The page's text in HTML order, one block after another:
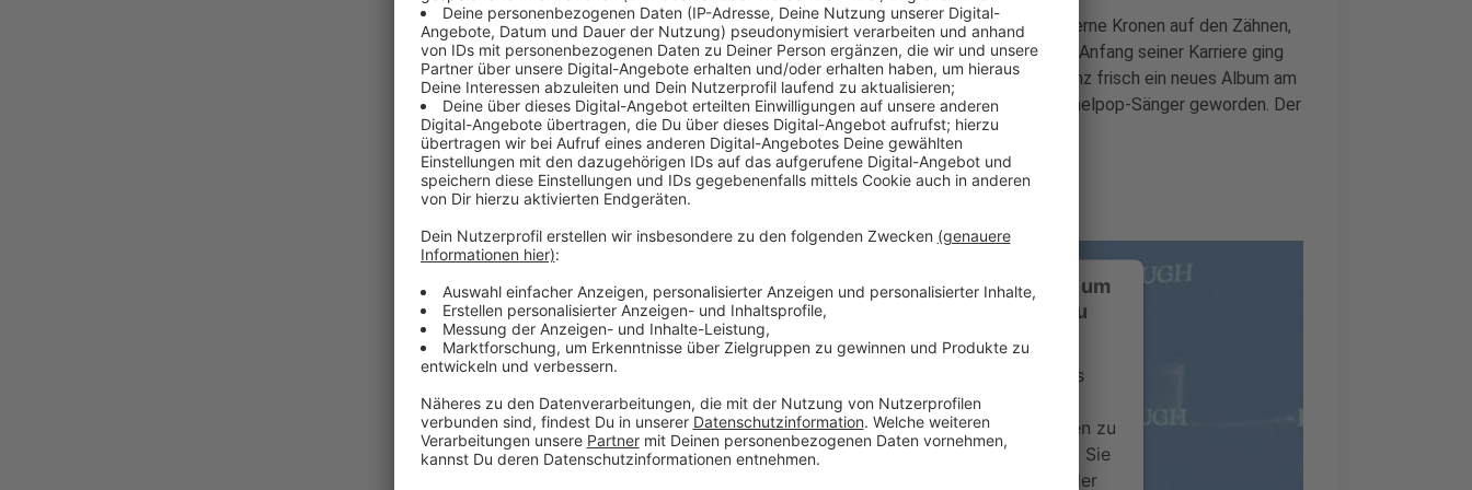
Wenn man Post Malone so sieht, mit Tattoos im Gesicht und silberne Kronen auf den Zähnen,
dann denkt man direkt an einen klassischen Gangster-Rapper. Am Anfang seiner Karriere ging
es musikalisch auch auf jeden Fall in die Richtung. Jetzt hat er ganz frisch ein neues Album am
Start, das heißt "Austin". Und mittlerweile ist er ein richtiger Kuschelpop-Sänger geworden. Der
neuste Beweis: Die Single "Enough Is Enough".
Anzeige
Wir benötigen Ihre Zustimmung, um
den YouTube Video-Service zu
laden!
Wir verwenden einen Service eines
Drittanbieters, um Videoinhalte
einzubetten. Dieser Service kann Daten zu
Ihren Aktivitäten sammeln. Bitte lesen Sie
die Details durch und stimmen Sie der